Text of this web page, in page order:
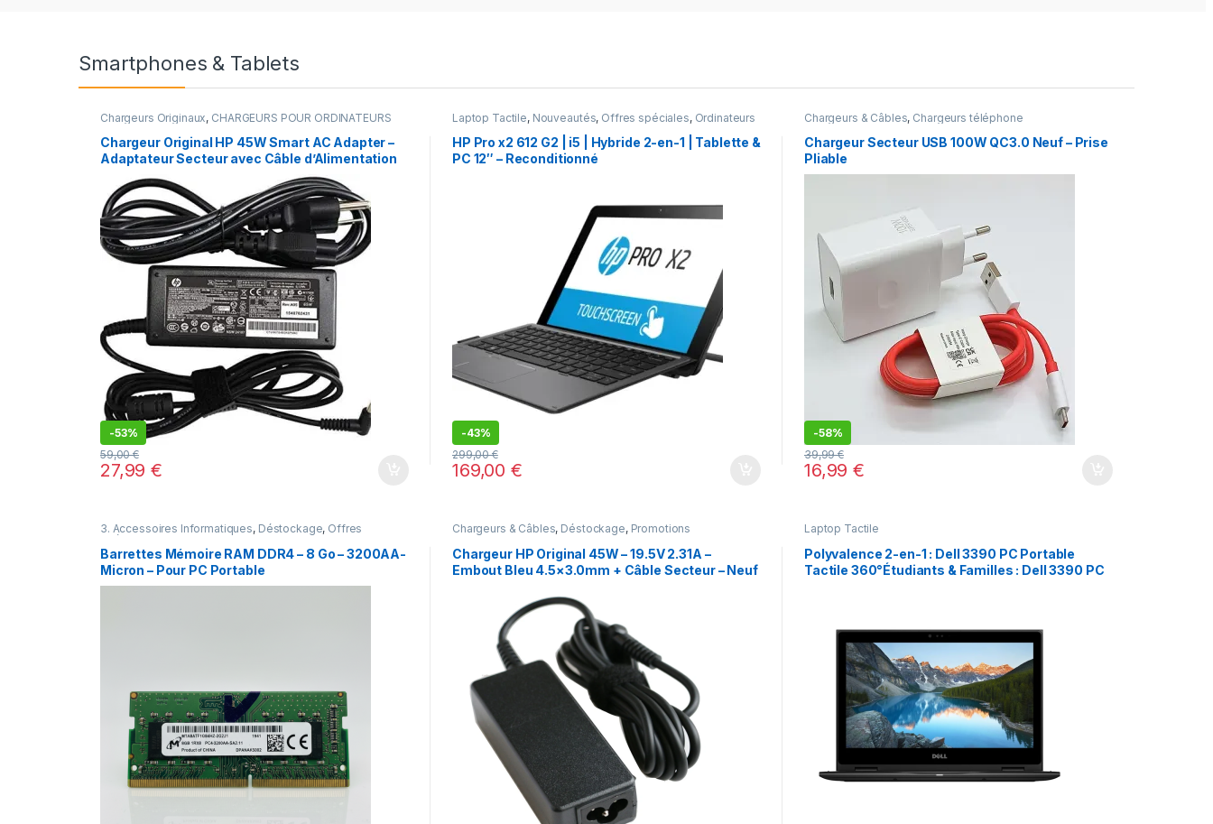
Smartphones & Tablets
Chargeurs Originaux, CHARGEURS POUR ORDINATEURS
Chargeur Original HP 45W Smart AC Adapter –
Adaptateur Secteur avec Câble d’Alimentation
-53%
27,99€
59,00€
Laptop Tactile, Nouveautés, Offres spéciales, Ordinateurs
d’occasion
HP Pro x2 612 G2 | i5 | Hybride 2-en-1 | Tablette &
PC 12″ – Reconditionné
-43%
169,00€
299,00€
Chargeurs & Câbles, Chargeurs téléphone
Chargeur Secteur USB 100W QC3.0 Neuf – Prise
Pliable
-58%
16,99€
39,99€
3. Accessoires Informatiques, Déstockage, Offres
spéciales
Barrettes Mémoire RAM DDR4 – 8 Go – 3200AA-
Micron – Pour PC Portable
Chargeurs & Câbles, Déstockage, Promotions
Chargeur HP Original 45W – 19.5V 2.31A –
Embout Bleu 4.5×3.0mm + Câble Secteur – Neuf
Laptop Tactile
Polyvalence 2-en-1 : Dell 3390 PC Portable
Tactile 360°Étudiants & Familles : Dell 3390 PC